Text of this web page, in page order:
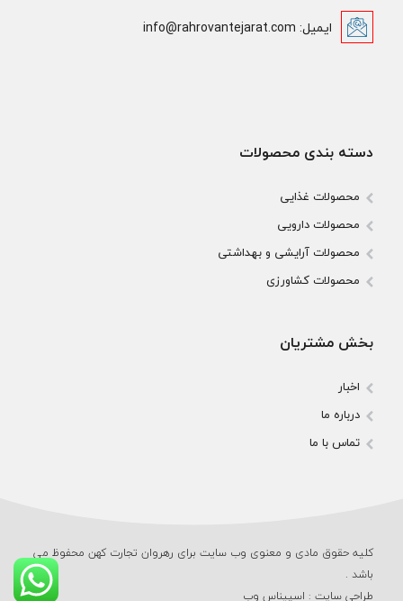
ایمیل: info@rahrovantejarat.com
دسته بندی محصولات
محصولات غذایی
محصولات دارویی
محصولات آرایشی و بهداشتی
محصولات کشاورزی
بخش مشتریان
اخبار
درباره ما
تماس با ما
کلیه حقوق مادی و معنوی وب‌ سایت برای رهروان تجارت کهن محفوظ می‌
باشد .
طراحی سایت: اسپیناس وب